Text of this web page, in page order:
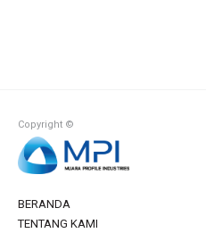
Copyright ©
BERANDA
TENTANG KAMI